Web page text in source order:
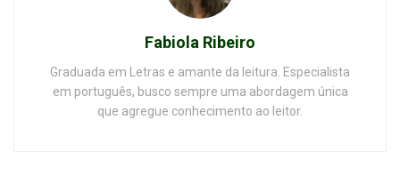
Fabiola Ribeiro
Graduada em Letras e amante da leitura. Especialista
em português, busco sempre uma abordagem única
que agregue conhecimento ao leitor.